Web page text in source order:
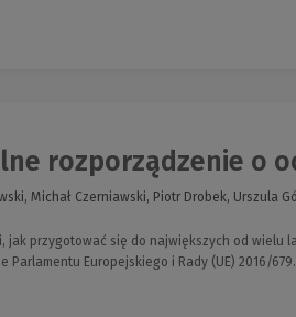
rozporządzenie o
Michał Czerniawski, Piotr Drobek, Urszula
jak przygotować się do największych od wielu
Europejskiego i Rady (UE) 2016/679.